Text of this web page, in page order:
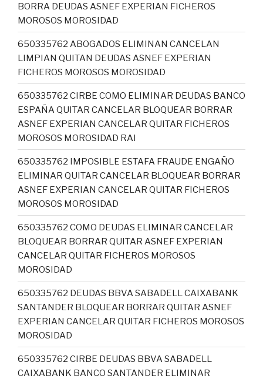
BORRA DEUDAS ASNEF EXPERIAN FICHEROS
MOROSOS MOROSIDAD
650335762 ABOGADOS ELIMINAN CANCELAN
LIMPIAN QUITAN DEUDAS ASNEF EXPERIAN
FICHEROS MOROSOS MOROSIDAD
650335762 CIRBE COMO ELIMINAR DEUDAS BANCO
ESPAÑA QUITAR CANCELAR BLOQUEAR BORRAR
ASNEF EXPERIAN CANCELAR QUITAR FICHEROS
MOROSOS MOROSIDAD RAI
650335762 IMPOSIBLE ESTAFA FRAUDE ENGAÑO
ELIMINAR QUITAR CANCELAR BLOQUEAR BORRAR
ASNEF EXPERIAN CANCELAR QUITAR FICHEROS
MOROSOS MOROSIDAD
650335762 COMO DEUDAS ELIMINAR CANCELAR
BLOQUEAR BORRAR QUITAR ASNEF EXPERIAN
CANCELAR QUITAR FICHEROS MOROSOS
MOROSIDAD
650335762 DEUDAS BBVA SABADELL CAIXABANK
SANTANDER BLOQUEAR BORRAR QUITAR ASNEF
EXPERIAN CANCELAR QUITAR FICHEROS MOROSOS
MOROSIDAD
650335762 CIRBE DEUDAS BBVA SABADELL
CAIXABANK BANCO SANTANDER ELIMINAR